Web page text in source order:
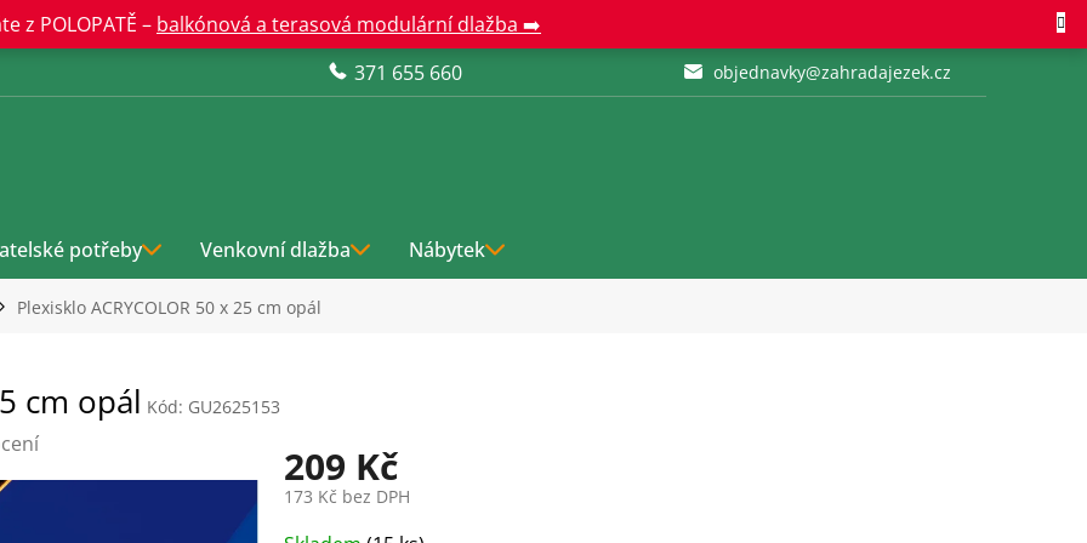
z POLOPATĚ – balkónová a terasová modulární dlažba ➡️
371 655 660
objednavky@zahradajezek.cz
potřeby Venkovní dlažba Nábytek
Plexisklo ACRYCOLOR 50 x 25 cm opál
cm opál Kód: GU2625153
209 Kč
173 Kč bez DPH
Měrná